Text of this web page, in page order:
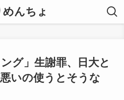
めんちょ
グ」生謝罪、日大と
いの使うとそうな